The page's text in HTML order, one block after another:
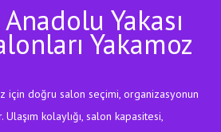
Yakası
Yakamoz
doğru salon seçimi, organizasyonun
Ulaşım kolaylığı, salon kapasitesi,